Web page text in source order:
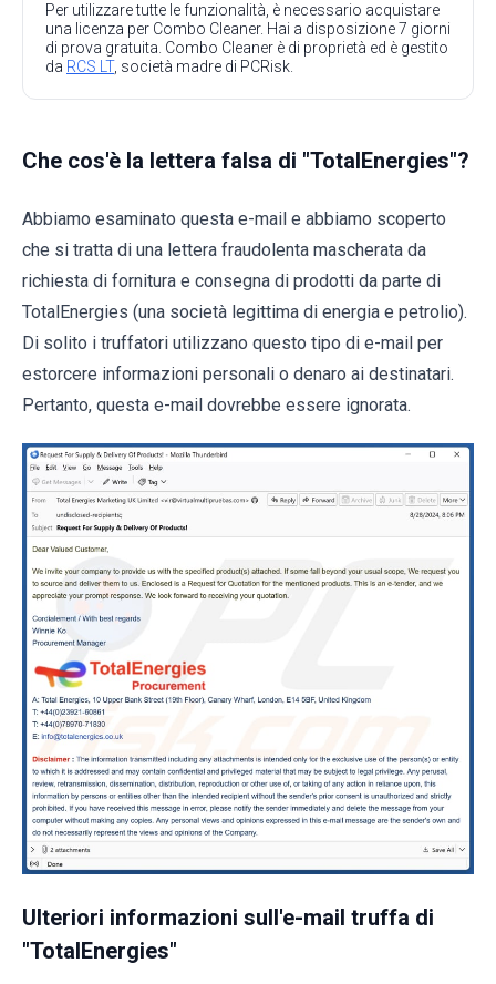
Per utilizzare tutte le funzionalità, è necessario acquistare
una licenza per Combo Cleaner. Hai a disposizione 7 giorni
di prova gratuita. Combo Cleaner è di proprietà ed è gestito
da RCS LT, società madre di PCRisk.
Che cos'è la lettera falsa di "TotalEnergies"?
Abbiamo esaminato questa e-mail e abbiamo scoperto
che si tratta di una lettera fraudolenta mascherata da
richiesta di fornitura e consegna di prodotti da parte di
TotalEnergies (una società legittima di energia e petrolio).
Di solito i truffatori utilizzano questo tipo di e-mail per
estorcere informazioni personali o denaro ai destinatari.
Pertanto, questa e-mail dovrebbe essere ignorata.
Ulteriori informazioni sull'e-mail truffa di
"TotalEnergies"